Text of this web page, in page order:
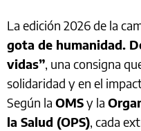
La edición 2026 de la
gota de humanidad.
vidas”, una consigna
solidaridad y en el
Según la OMSy la
la Salud (OPS), cada